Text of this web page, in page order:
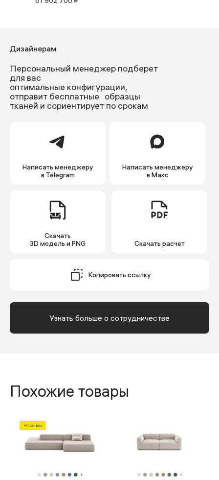
Дизайнерам
Персональный менеджер подберет
для вас
оптимальные конфигурации,
отправит бесплатные образцы
тканей и сориентирует по срокам
Написать менеджеру
в Telegram
Написать менеджеру
в Макс
Скачать
3D модель и PNG
Cкачать расчет
Копировать ссылку
Узнать больше о сотрудничестве
Похожие товары